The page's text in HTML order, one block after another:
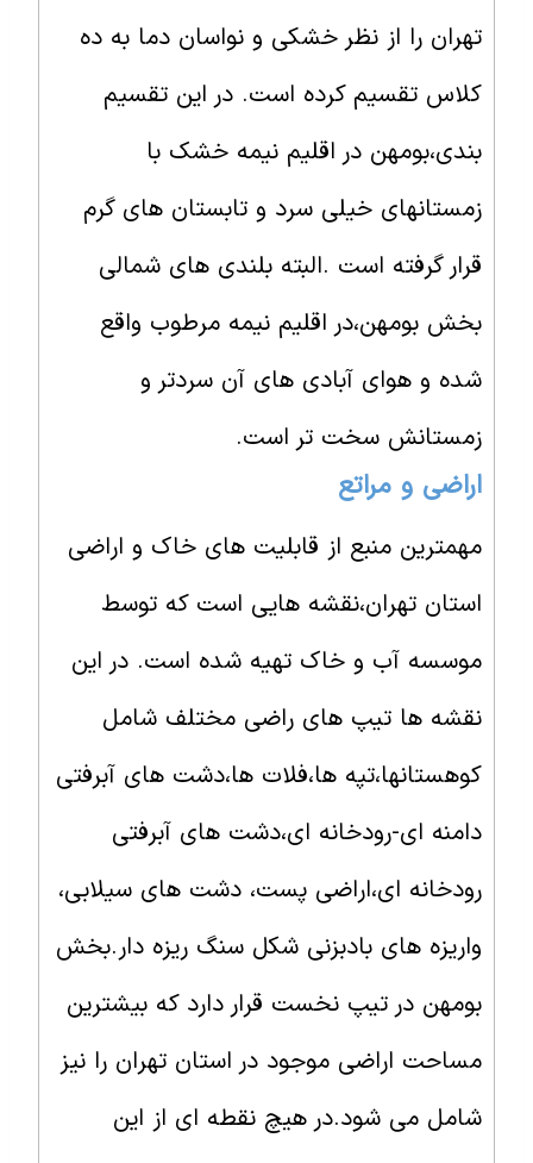
تهران را از نظر خشکی و نواسان دما به ده
کلاس تقسیم کرده است. در این تقسیم
بندی،بومهن در اقلیم نیمه خشک با
زمستانهای خیلی سرد و تابستان های گرم
قرار گرفته است .البته بلندی های شمالی
بخش بومهن،در اقلیم نیمه مرطوب واقع
شده و هوای آبادی های آن سردتر و
زمستانش سخت تر است.
اراضی و مراتع
مهمترین منبع از قابلیت های خاک و اراضی
استان تهران،نقشه هایی است که توسط
موسسه آب و خاک تهیه شده است. در این
نقشه ها تیپ های راضی مختلف شامل
کوهستانها،تپه ها،فلات ها،دشت های آبرفتی
دامنه ای-رودخانه ای،دشت های آبرفتی
رودخانه ای،اراضی پست، دشت های سیلابی،
واریزه های بادبزنی شکل سنگ ریزه دار.بخش
بومهن در تیپ نخست قرار دارد که بیشترین
مساحت اراضی موجود در استان تهران را نیز
شامل می شود.در هیچ نقطه ای از این